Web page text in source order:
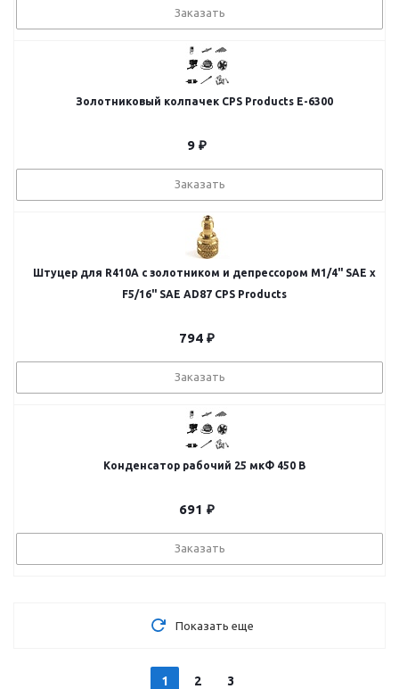
Заказать
Золотниковый колпачек CPS Products Е-6300
9₽
Заказать
Штуцер для R410A с золотником и депрессором M1/4" SAE х
F5/16" SAE AD87 CPS Products
794₽
Заказать
Конденсатор рабочий 25 мкФ 450 В
691 ₽
Заказать
Показать еще
1 2 3